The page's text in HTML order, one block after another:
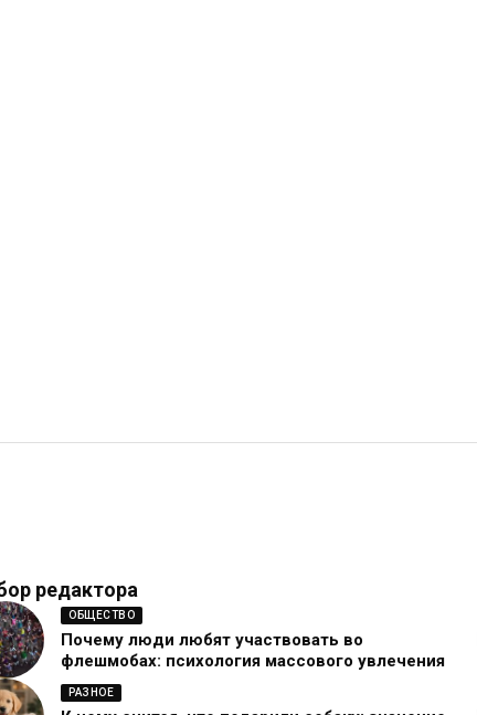
редактора
ОБЩЕСТВО
Почему люди любят участвовать во
флешмобах: психология массового увлечения
РАЗНОЕ